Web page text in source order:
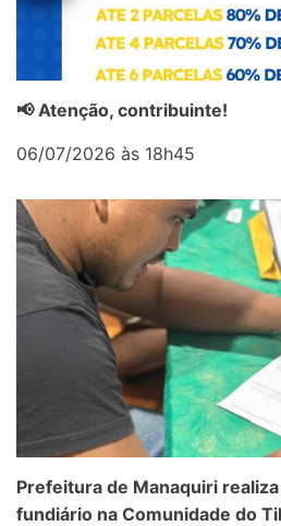
📢 Atenção, contribuinte!
06/07/2026 às 18h45
Prefeitura de Manaquiri
fundiário na Comunidade do